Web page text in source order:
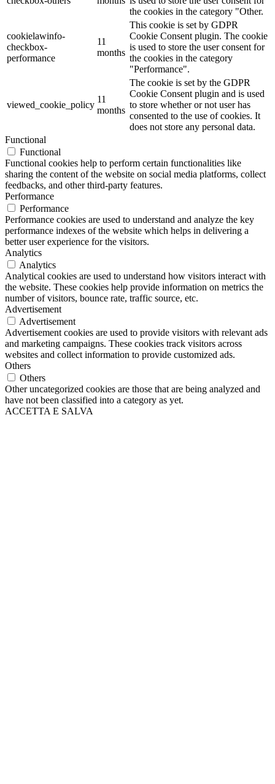
the cookies in the category "Other.
cookielawinfo-
checkbox-
performance
11
months
This cookie is set by GDPR
Cookie Consent plugin. The cookie
is used to store the user consent for
the cookies in the category
"Performance".
viewed_cookie_policy
11
months
The cookie is set by the GDPR
Cookie Consent plugin and is used
to store whether or not user has
consented to the use of cookies. It
does not store any personal data.
Functional
Functional
Functional cookies help to perform certain functionalities like
sharing the content of the website on social media platforms, collect
feedbacks, and other third-party features.
Performance
Performance
Performance cookies are used to understand and analyze the key
performance indexes of the website which helps in delivering a
better user experience for the visitors.
Analytics
Analytics
Analytical cookies are used to understand how visitors interact with
the website. These cookies help provide information on metrics the
number of visitors, bounce rate, traffic source, etc.
Advertisement
Advertisement
Advertisement cookies are used to provide visitors with relevant ads
and marketing campaigns. These cookies track visitors across
websites and collect information to provide customized ads.
Others
Others
Other uncategorized cookies are those that are being analyzed and
have not been classified into a category as yet.
ACCETTA E SALVA